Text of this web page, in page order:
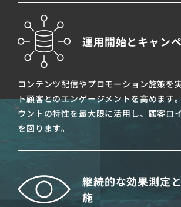
運用開始とキャン
コンテンツ配信やプロモーション施策を
ト顧客とのエンゲージメントを高めます
ウントの特性を最大限に活用し、顧客ロ
を図ります。
継続的な効果測定
施